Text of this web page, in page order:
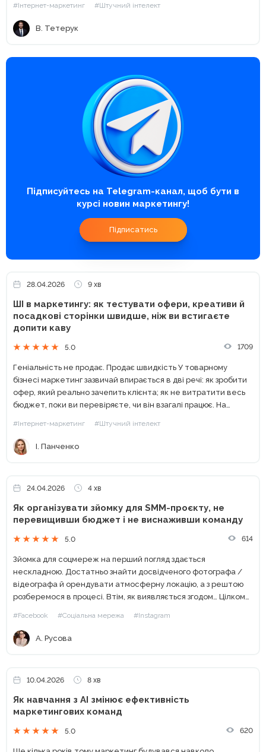
#Інтернет-маркетинг #Штучний інтелект
В. Тетерук
Підписуйтесь на Telegram-канал, щоб бути в
курсі новин маркетингу!
Підписатись
28.04.2026 9 хв
ШІ в маркетингу: як тестувати офери, креативи й
посадкові сторінки швидше, ніж ви встигаєте
допити каву
5.0 1709
Геніальність не продає. Продає швидкість У товарному
бізнесі маркетинг зазвичай впирається в дві речі: як зробити
офер, який реально зачепить клієнта; як не витратити весь
бюджет, поки ви перевіряєте, чи він взагалі працює. На
#Інтернет-маркетинг #Штучний інтелект
І. Панченко
24.04.2026 4 хв
Як організувати зйомку для SMM-проєкту, не
перевищивши бюджет і не виснаживши команду
5.0 614
Зйомка для соцмереж на перший погляд здається
нескладною. Достатньо знайти досвідченого фотографа /
відеографа й орендувати атмосферну локацію, а з рештою
розберемося в процесі. Втім, як виявляється згодом… Цілком
реквізиту, техніки чи коштів для...
#Facebook #Соціальна мережа #Instagram
А. Русова
10.04.2026 8 хв
Як навчання з AI змінює ефективність
маркетингових команд
5.0 620